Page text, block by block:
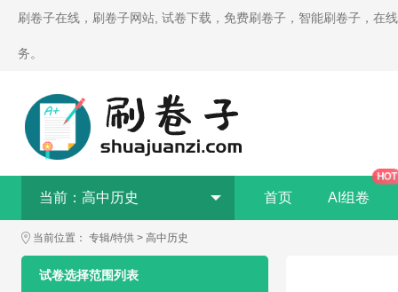
刷卷子在线，刷卷子网站, 试卷下载，免费刷卷子，智能刷卷子，在
务。
当前： 高中历史 首页 AI组卷
HOT
当前位置： 专辑/特供 > 高中历史
试卷选择范围列表